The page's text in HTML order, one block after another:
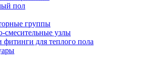
пол
группы
смесительные узлы
фитинги для теплого пола